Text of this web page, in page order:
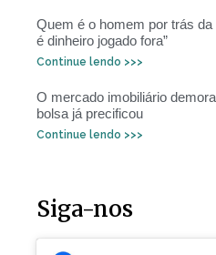
Quem é o homem por trás da
é dinheiro jogado fora”
Continue lendo >>>
O mercado imobiliário
bolsa já precificou
Continue lendo >>>
Siga-nos